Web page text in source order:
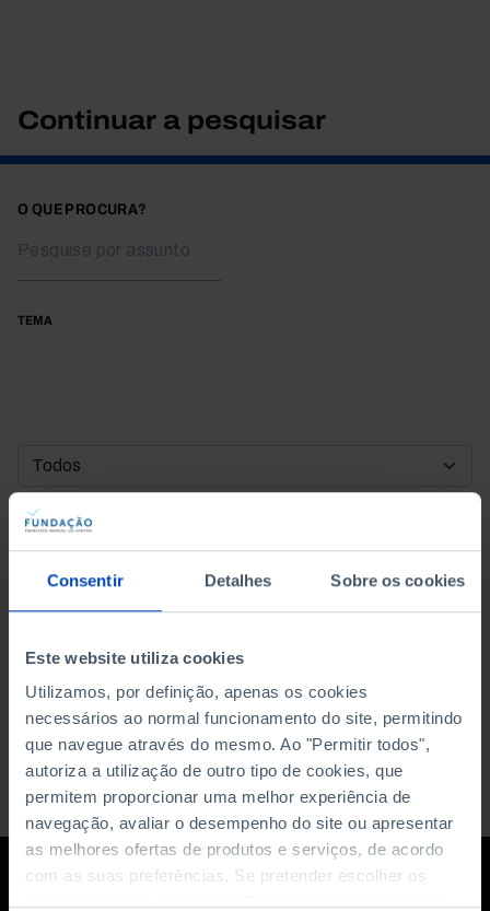
Consentir Detalhes Sobre os cookies
Este website utiliza cookies
Utilizamos, por definição, apenas os cookies
necessários ao normal funcionamento do site, permitindo
que navegue através do mesmo. Ao "Permitir todos",
autoriza a utilização de outro tipo de cookies, que
permitem proporcionar uma melhor experiência de
navegação, avaliar o desempenho do site ou apresentar
as melhores ofertas de produtos e serviços, de acordo
com as suas preferências. Se pretender escolher os
Continuar a pesquisar
O QUE PROCURA?
TEMA
DATA DE INÍCIO
DATA DE FIM